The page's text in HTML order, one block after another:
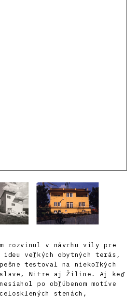
rozvinul v návrhu vily pre
ideu veľkých obytných terás,
testoval na niekoľkých
Nitre aj Žiline. Aj keď
po obľúbenom motíve
stenách,